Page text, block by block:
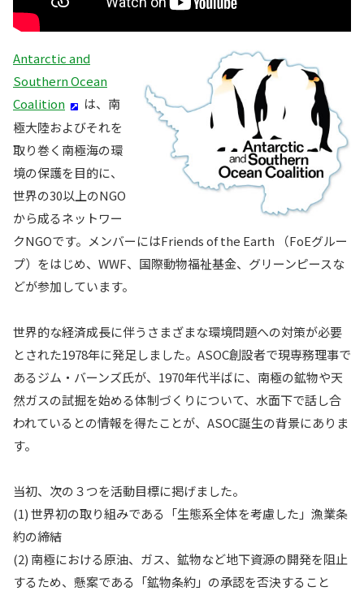
Antarctic and
Southern Ocean
Coalition
は、南
極大陸およびそれを
取り巻く南極海の環
境の保護を目的に、
世界の30以上のNGO
から成るネットワー
クNGOです。メンバーにはFriends of the Earth （FoEグルー
プ）をはじめ、WWF、国際動物福祉基金、グリーンピースな
どが参加しています。
世界的な経済成長に伴うさまざまな環境問題への対策が必要
とされた1978年に発足しました。ASOC創設者で現専務理事で
あるジム・バーンズ氏が、1970年代半ばに、南極の鉱物や天
然ガスの試掘を始める体制づくりについて、水面下で話し合
われているとの情報を得たことが、ASOC誕生の背景にありま
す。
当初、次の３つを活動目標に掲げました。
(1) 世界初の取り組みである「生態系全体を考慮した」漁業条
約の締結
(2) 南極における原油、ガス、鉱物など地下資源の開発を阻止
するため、懸案である「鉱物条約」の承認を否決すること